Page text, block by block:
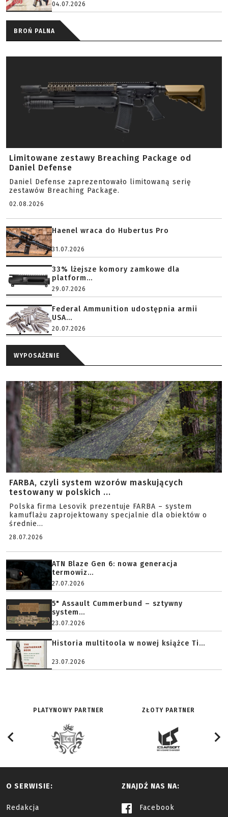
04.07.2026
BROŃ PALNA
Limitowane zestawy Breaching Package od
Daniel Defense
Daniel Defense zaprezentowało limitowaną serię
zestawów Breaching Package.
02.08.2026
Haenel wraca do Hubertus Pro
31.07.2026
33% lżejsze komory zamkowe dla
platform...
29.07.2026
Federal Ammunition udostępnia armii
USA...
20.07.2026
WYPOSAŻENIE
FARBA, czyli system wzorów maskujących
testowany w polskich ...
Polska firma Lesovik prezentuje FARBA – system
kamuflażu zaprojektowany specjalnie dla obiektów o
średnie...
28.07.2026
ATN Blaze Gen 6: nowa generacja
termowiz...
27.07.2026
5" Assault Cummerbund – sztywny
system...
23.07.2026
Historia multitoola w nowej książce Ti...
23.07.2026
PLATYNOWY PARTNER ZŁOTY PARTNER
O SERWISIE:
Redakcja
ZNAJDŹ NAS NA:
Facebook